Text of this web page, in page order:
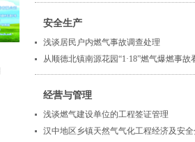
安全生产
浅谈居民户内燃气事故调查处理
从顺德北镇南源花园“1·18”燃气爆燃事
经营与管理
浅谈燃气建设单位的工程签证管理
汉中地区乡镇天然气气化工程经济及安